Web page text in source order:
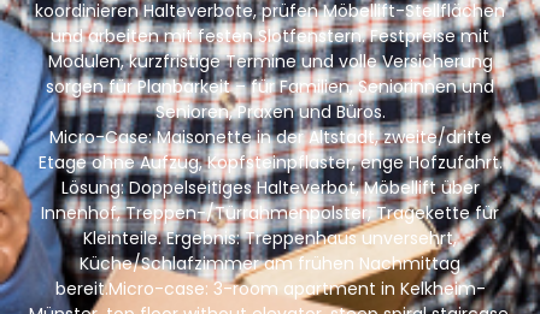
koordinieren Halteverbote, prüfen Möbellift-Stellflächen
und arbeiten mit festen Slotfenstern. Festpreise mit
Modulen, kurzfristige Termine und volle Versicherung
sorgen für Planbarkeit – für Familien, Seniorinnen und
Senioren, Praxen und Büros.
Micro-Case: Maisonette in der Altstadt, zweite/dritte
Etage ohne Aufzug, Kopfsteinpflaster, enge Hofzufahrt.
Lösung: Doppelseitiges Halteverbot, Möbellift über
Innenhof, Treppen-/Türrahmenpolster, Tragekette für
Kleinteile. Ergebnis: Treppenhaus unversehrt,
Küche/Schlafzimmer am frühen Nachmittag
bereit.Micro-case: 3-room apartment in Kelkheim-